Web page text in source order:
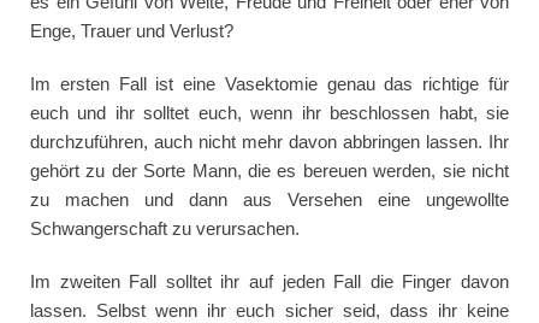
Enge, Trauer und Verlust?
Im ersten Fall ist eine Vasektomie genau das richtige für
euch und ihr solltet euch, wenn ihr beschlossen habt, sie
durchzuführen, auch nicht mehr davon abbringen lassen. Ihr
gehört zu der Sorte Mann, die es bereuen werden, sie nicht
zu machen und dann aus Versehen eine ungewollte
Schwangerschaft zu verursachen.
Im zweiten Fall solltet ihr auf jeden Fall die Finger davon
lassen. Selbst wenn ihr euch sicher seid, dass ihr keine